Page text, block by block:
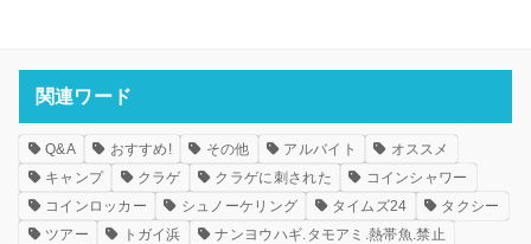
関連ワード
Q&A おすすめ! その他 アルバイト
オススメ
キャンプ
クラゲ クラゲに刺された
コインシャワー
コインロッカー
シュノーケリング タイムズ24
タクシー
ツアー
トガイ浜
ナンヨウハギ.タモアミ.熱帯魚.禁止